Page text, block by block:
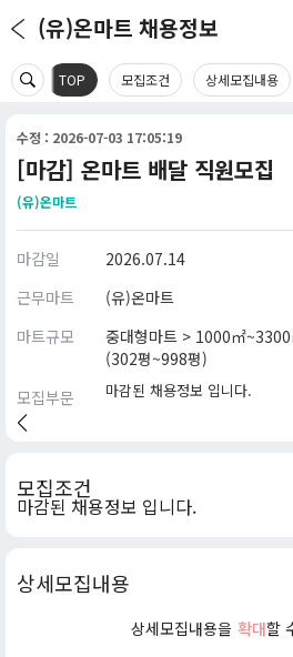
(유)온마트 채용정보
TOP 모집조건 상세모집내용
수정 : 2026-07-03 17:05:19
[마감] 온마트 배달 직원모집
(유)온마트
마감일
2026.07.14
근무마트
(유)온마트
마트규모
중대형마트 > 1000㎡
(302평~998평)
모집부문
마감된 채용정보 입니다.
모집조건
마감된 채용정보 입니다.
상세모집내용
상세모집내용을 확대할